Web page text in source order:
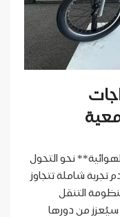
نحو التحول
شاملة تتجاوز
التنقل
سيُعزز من دورها